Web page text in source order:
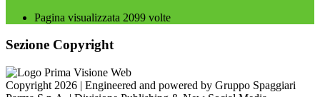
Pagina visualizzata 2099 volte
Sezione Copyright
Copyright 2026 | Engineered and powered by Gruppo Spaggiari